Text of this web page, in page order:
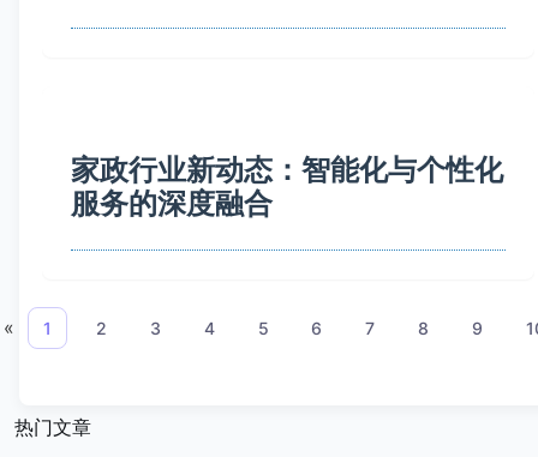
家政行业新动态：智能化与个性化
服务的深度融合
« 1 2 3 4 5 6 7 8 9
热门文章